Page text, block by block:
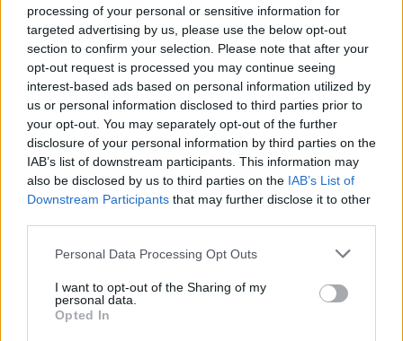
processing of your personal or sensitive information for
targeted advertising by us, please use the below opt-out
section to confirm your selection. Please note that after your
opt-out request is processed you may continue seeing
interest-based ads based on personal information utilized by
us or personal information disclosed to third parties prior to
your opt-out. You may separately opt-out of the further
disclosure of your personal information by third parties on the
IAB’s list of downstream participants. This information may
also be disclosed by us to third parties on the IAB’s List of
Downstream Participants that may further disclose it to other
Personal Data Processing Opt Outs
I want to opt-out of the Sharing of my
personal data.
Opted In
részletezte Kiss Imre.